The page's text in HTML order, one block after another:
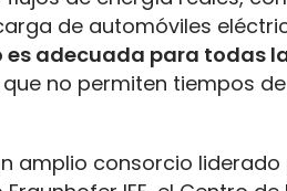
de automóviles
adecuada para todas
no permiten tiempos
amplio consorcio